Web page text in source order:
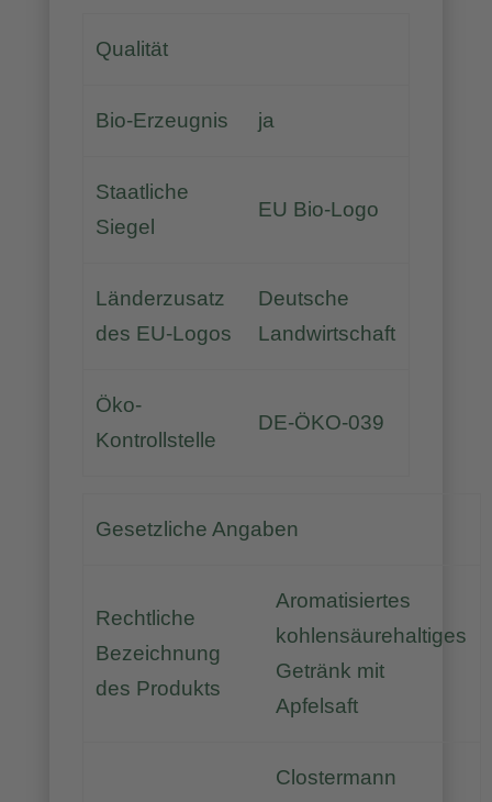
Qualität
Bio-Erzeugnis ja
Staatliche
Siegel
EU Bio-Logo
Länderzusatz
des EU-Logos
Deutsche
Landwirtschaft
Öko-
Kontrollstelle
DE-ÖKO-039
Gesetzliche Angaben
Rechtliche
Bezeichnung
des Produkts
Aromatisiertes
kohlensäurehaltiges
Getränk mit
Apfelsaft
Clostermann